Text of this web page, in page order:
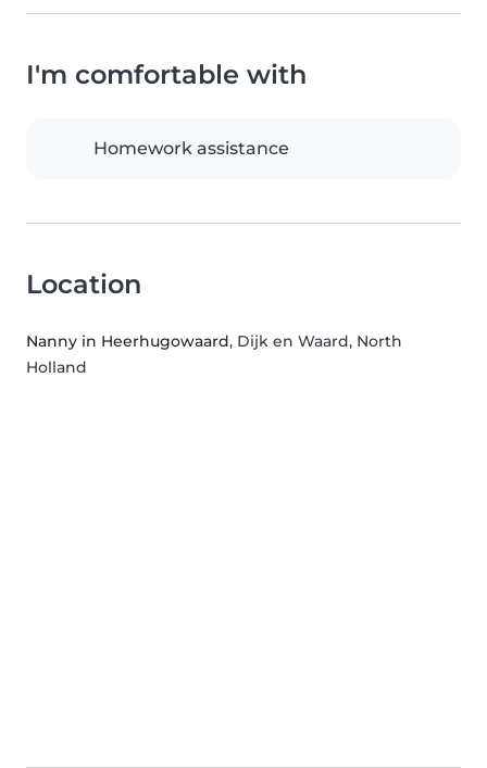
I'm comfortable with
Homework assistance
Location
Nanny in Heerhugowaard, Dijk en Waard, North
Holland